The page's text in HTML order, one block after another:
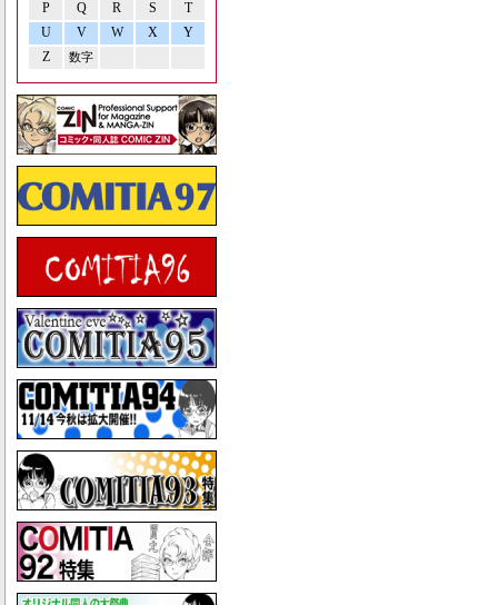
P Q R S
T
U
V W X
Y
Z
数字